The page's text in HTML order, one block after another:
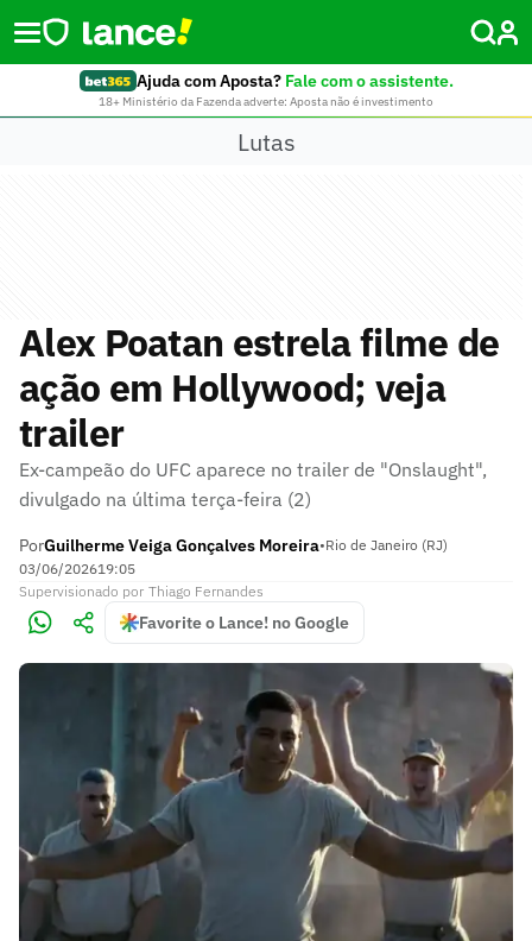
Ajuda com Aposta? Fale com o assistente.
18+ Ministério da Fazenda adverte: Aposta não é investimento
Lutas
Alex Poatan estrela filme de
ação em Hollywood; veja
trailer
Ex-campeão do UFC aparece no trailer de "Onslaught",
divulgado na última terça-feira (2)
PorGuilherme Veiga Gonçalves Moreira•Rio de Janeiro (RJ)
03/06/202619:05
Supervisionado por Thiago Fernandes
Favorite o Lance! no Google